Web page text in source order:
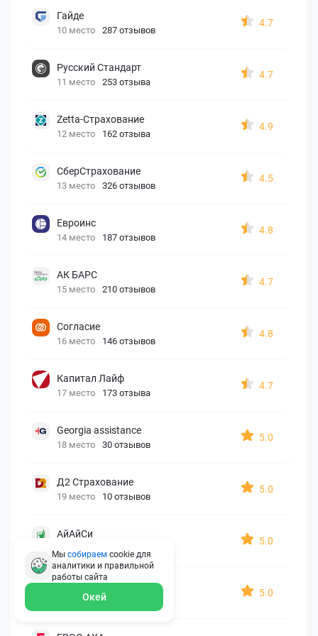
Гайде
10 место 287 отзывов
4.7
Русский Стандарт
11 место 253 отзыва
4.7
Zetta-Страхование
12 место 162 отзыва
4.9
СберСтрахование
13 место 326 отзывов
4.5
Евроинс
14 место 187 отзывов
4.8
АК БАРС
15 место 210 отзывов
4.7
Согласие
16 место 146 отзывов
4.8
Капитал Лайф
17 место 173 отзыва
4.7
Georgia assistance
18 место 30 отзывов
5.0
Д2 Страхование
19 место 10 отзывов
5.0
АйАйСи
7 отзывов
5.0
OxySport
21 место 6 отзывов
5.0
Мы собираем cookie для
аналитики и правильной
работы сайта
Окей